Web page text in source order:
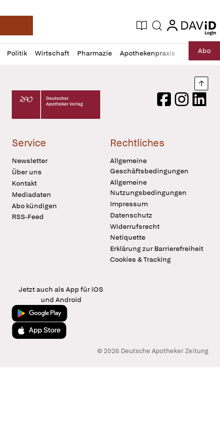
Deutsche Apotheker Zeitung
Aktuelle Ausgabe
Suche login
login
Politik Wirtschaft Pharmazie Apothekenpraxis RechtAbo
Profil
öffnen
Daz
Pur
Deutscher Apotheker Verlag Logo
FacebookInstagram
Service
Newsletter
Über uns
Kontakt
Mediadaten
Abo kündigen
RSS-Feed
Rechtliches
Allgemeine
Geschäftsbedingungen
Allgemeine
Nutzungsbedingungen
Impressum
Datenschutz
Widerrufsrecht
Netiquette
Erklärung zur Barrierefreiheit
Cookies & Tracking
Jetzt auch als App für iOS
und Android
Jetzt bei Google Play
Laden im App Store
© 2026 Deutsche Apotheker Zeitung